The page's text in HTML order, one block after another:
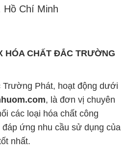
Hồ Chí Minh
HÓA CHẤT ĐẮC TRƯỜNG
Phát, hoạt động dưới
, là đơn vị chuyên
các loại hóa chất công
ứng nhu cầu sử dụng của
nhất.